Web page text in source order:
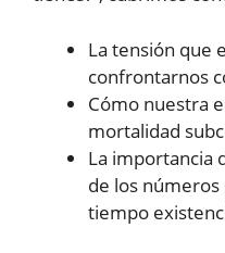
La tensión que
confrontarnos
Cómo nuestra
mortalidad
La importancia
de los
tiempo